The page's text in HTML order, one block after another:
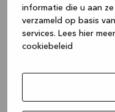
informatie die u aan
verzameld op basis
services. Lees hier
cookiebeleid